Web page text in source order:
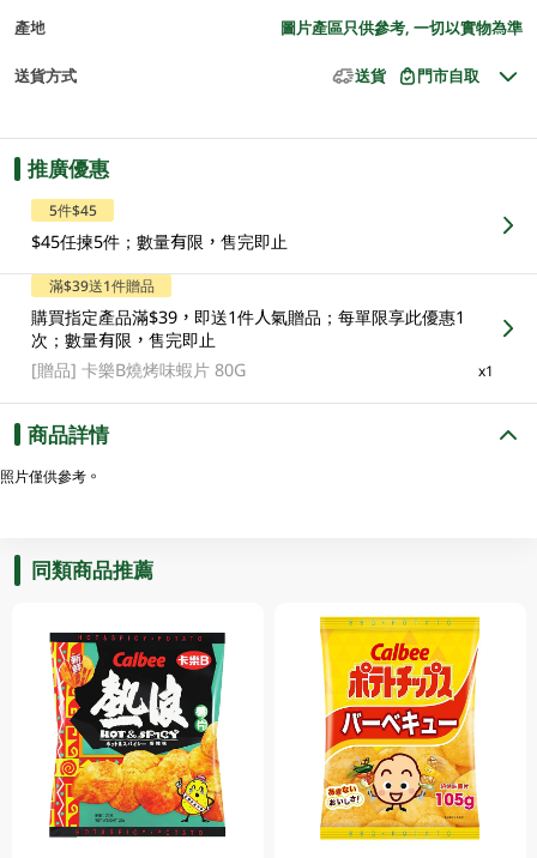
產地 圖片產區只供參考, 一切以實物為準
送貨方式 送貨 門市自取
推廣優惠
5件$45
$45任揀5件；數量有限，售完即止
滿$39送1件贈品
購買指定產品滿$39，即送1件人氣贈品；每單限享此優惠1
次；數量有限，售完即止
[贈品]卡樂B燒烤味蝦片 80G x1
商品詳情
照片僅供參考。
同類商品推薦